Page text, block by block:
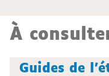
À
Guides de